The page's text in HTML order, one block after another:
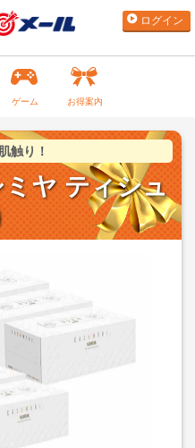
ログイン
ゲーム お得案内
触り！
ヤ ティシュ